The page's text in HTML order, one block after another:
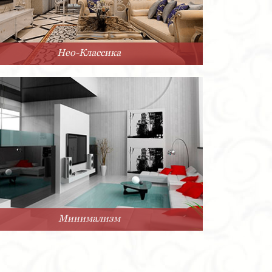
Нео-Классика
Минимализм